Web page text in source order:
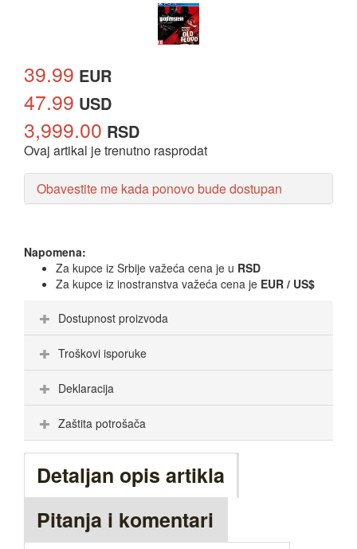
39.99 EUR
47.99 USD
3,999.00 RSD
Ovaj artikal je trenutno rasprodat
Obavestite me kada ponovo bude dostupan
Napomena:
Za kupce iz Srbije važeća cena je u RSD
Za kupce iz inostranstva važeća cena je EUR / US$
Dostupnost proizvoda
Troškovi isporuke
Deklaracija
Zaštita potrošača
Detaljan opis artikla
Pitanja i komentari